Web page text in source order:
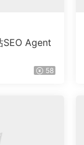
SEO Agent
58